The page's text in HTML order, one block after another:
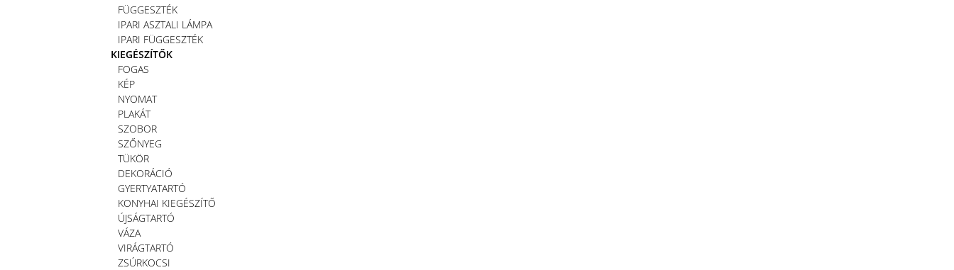
FÜGGESZTÉK
IPARI ASZTALI LÁMPA
IPARI FÜGGESZTÉK
KIEGÉSZÍTŐK
FOGAS
KÉP
NYOMAT
PLAKÁT
SZOBOR
SZŐNYEG
TÜKÖR
DEKORÁCIÓ
GYERTYATARTÓ
KONYHAI KIEGÉSZÍTŐ
ÚJSÁGTARTÓ
VÁZA
VIRÁGTARTÓ
ZSÚRKOCSI